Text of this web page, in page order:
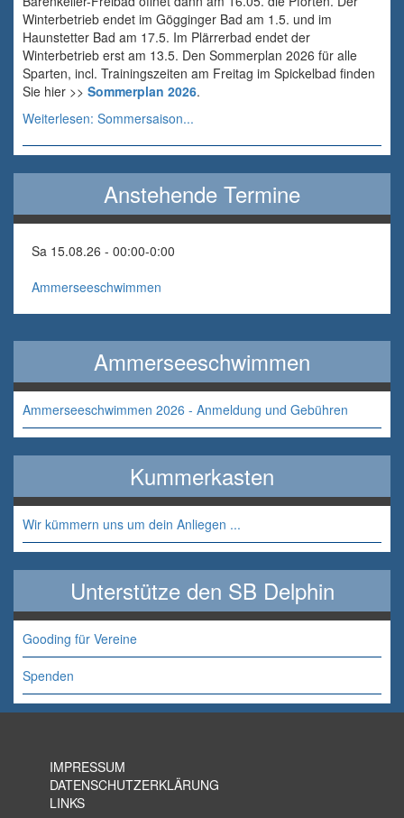
Winterbetrieb endet im Gögginger Bad am 1.5. und im
Haunstetter Bad am 17.5. Im Plärrerbad endet der
Winterbetrieb erst am 13.5. Den Sommerplan 2026 für alle
Sparten, incl. Trainingszeiten am Freitag im Spickelbad finden
Sie hier >> Sommerplan 2026.
Weiterlesen: Sommersaison...
Anstehende Termine
Sa 15.08.26 - 00:00-0:00
Ammerseeschwimmen
Ammerseeschwimmen
Ammerseeschwimmen 2026 - Anmeldung und Gebühren
Kummerkasten
Wir kümmern uns um dein Anliegen ...
Unterstütze den SB Delphin
Gooding für Vereine
Spenden
IMPRESSUM
DATENSCHUTZERKLÄRUNG
LINKS